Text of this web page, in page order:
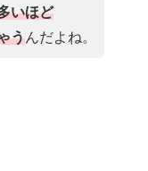
いほど
うんだよね。